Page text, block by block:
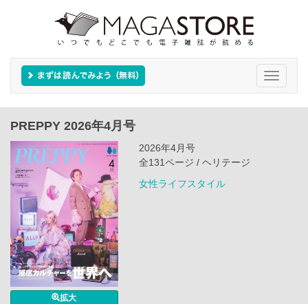
Toggle
PREPPY 2026年4月号
拡大
2026年4月号
全131ページ / ヘリテージ
女性ライフスタイル